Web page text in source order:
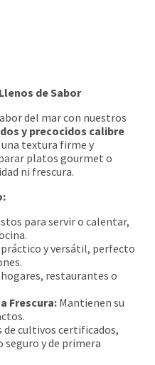
de Sabor
del mar con nuestros
y precocidos calibre
una textura firme y
platos gourmet o
ni frescura.
para servir o calentar,
y versátil, perfecto
restaurantes o
Frescura: Mantienen su
cultivos certificados,
y de primera